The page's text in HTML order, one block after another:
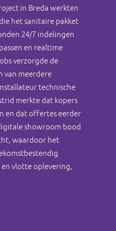
in Breda werkten
het sanitaire pakket
24/7 indelingen
en realtime
verzorgde de
van meerdere
technische
merkte dat kopers
en dat offertes eerder
showroom bood
waardoor het
en vlotte oplevering,